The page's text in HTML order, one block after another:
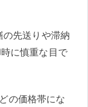
の先送りや滞納
に慎重な目で
の価格帯にな